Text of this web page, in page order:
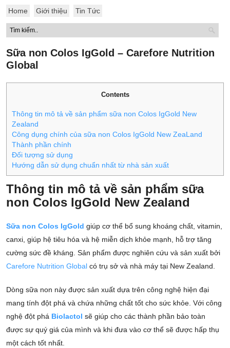
Home Giới thiệu Tin Tức
Sữa non Colos IgGold – Carefore Nutrition
Global
Contents
Thông tin mô tả về sản phẩm sữa non Colos IgGold New
Zealand
Công dụng chính của sữa non Colos IgGold New ZeaLand
Thành phần chính
Đối tượng sử dụng
Hướng dẫn sử dụng chuẩn nhất từ nhà sản xuất
Thông tin mô tả về sản phẩm sữa
non Colos IgGold New Zealand
Sữa non Colos IgGold giúp cơ thể bổ sung khoáng chất, vitamin,
canxi, giúp hệ tiêu hóa và hệ miễn dịch khỏe mạnh, hỗ trợ tăng
cường sức đề kháng. Sản phẩm được nghiên cứu và sản xuất bởi
Carefore Nutrition Global có trụ sở và nhà máy tại New Zealand.
Dòng sữa non này được sản xuất dựa trên công nghệ hiện đại
mang tính đột phá và chứa những chất tốt cho sức khỏe. Với công
nghệ đột phá Biolactol sẽ giúp cho các thành phần bảo toàn
được sự quý giá của mình và khi đưa vào cơ thể sẽ được hấp thụ
một cách tốt nhất.